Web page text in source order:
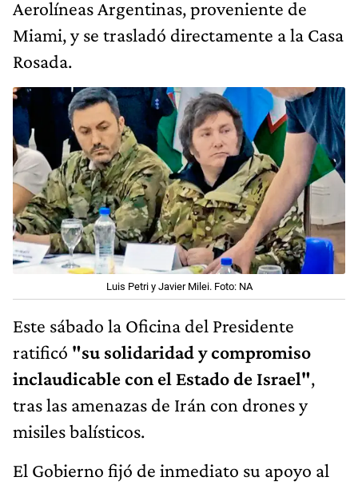
Aerolíneas Argentinas, proveniente de
Miami, y se trasladó directamente a la Casa
Rosada.
Luis Petri y Javier Milei. Foto: NA
Este sábado la Oficina del Presidente
ratificó "su solidaridad y compromiso
inclaudicable con el Estado de Israel",
tras las amenazas de Irán con drones y
misiles balísticos.
El Gobierno fijó de inmediato su apoyo al